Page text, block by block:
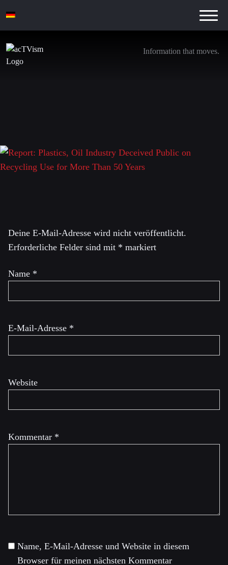
Information that moves.
Report: Plastics, Oil Industry Deceived Public
Deine E-Mail-Adresse wird nicht veröffentlicht.
Erforderliche Felder sind mit * markiert
Kommentar *
Name *
E-Mail-Adresse *
Website
Name, E-Mail-Adresse und Website in diesem
Browser für meinen nächsten Kommentar